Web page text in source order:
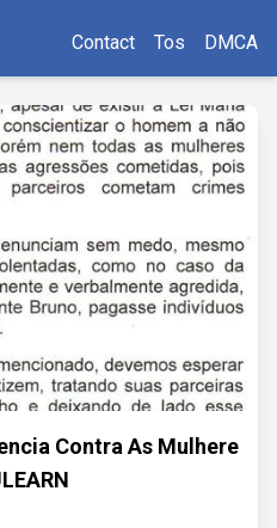
Contact Tos DMCA
Contra As Mulhere